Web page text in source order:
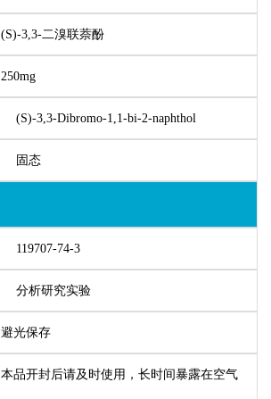
(S)-3,3-二溴联萘酚
250mg
(S)-3,3-Dibromo-1,1-bi-2-naphthol
固态
119707-74-3
分析研究实验
避光保存
本品开封后请及时使用，长时间暴露在空气